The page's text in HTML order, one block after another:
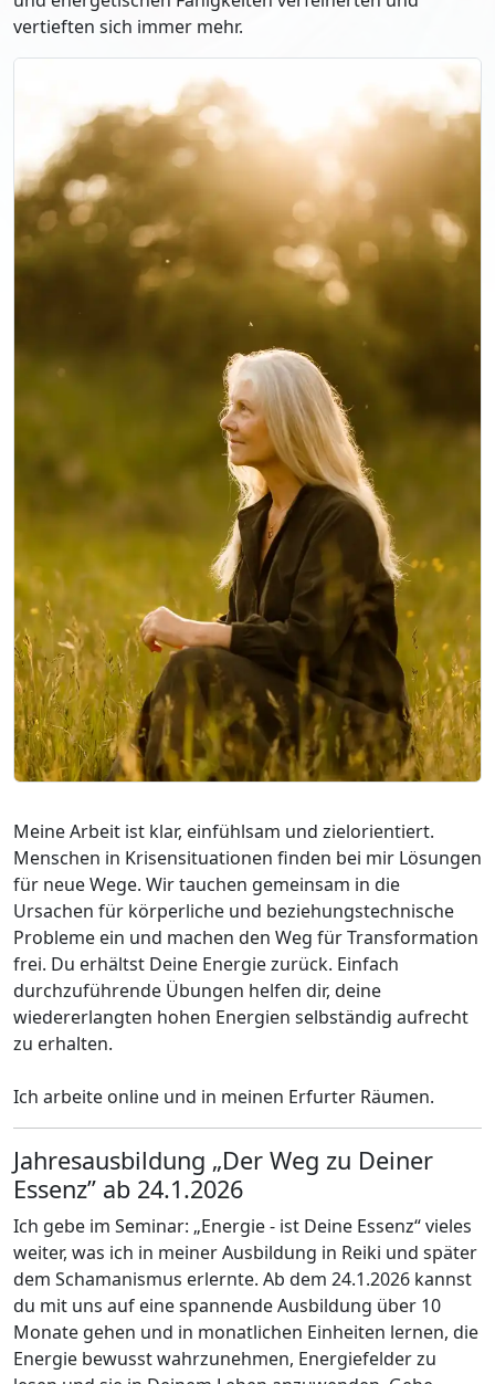
vertieften sich immer mehr.
Meine Arbeit ist klar, einfühlsam und zielorientiert.
Menschen in Krisensituationen finden bei mir Lösungen
für neue Wege. Wir tauchen gemeinsam in die
Ursachen für körperliche und beziehungstechnische
Probleme ein und machen den Weg für Transformation
frei. Du erhältst Deine Energie zurück. Einfach
durchzuführende Übungen helfen dir, deine
wiedererlangten hohen Energien selbständig aufrecht
zu erhalten.
Ich arbeite online und in meinen Erfurter Räumen.
Jahresausbildung „Der Weg zu Deiner
Essenz” ab 24.1.2026
Ich gebe im Seminar: „Energie - ist Deine Essenz“ vieles
weiter, was ich in meiner Ausbildung in Reiki und später
dem Schamanismus erlernte. Ab dem 24.1.2026 kannst
du mit uns auf eine spannende Ausbildung über 10
Monate gehen und in monatlichen Einheiten lernen, die
Energie bewusst wahrzunehmen, Energiefelder zu